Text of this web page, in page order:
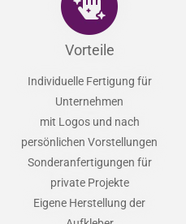
Vorteile
Individuelle Fertigung für
Unternehmen
mit Logos und nach
persönlichen Vorstellungen
Sonderanfertigungen für
private Projekte
Eigene Herstellung der